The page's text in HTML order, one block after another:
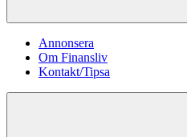
Annonsera
Om Finansliv
Kontakt/Tipsa